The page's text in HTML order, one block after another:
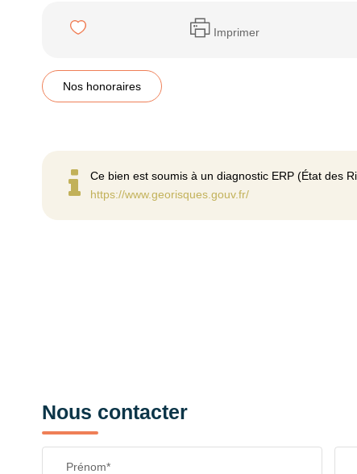
Imprimer
Nos honoraires
Ce bien est soumis à un diagnostic ERP (État des
https://www.georisques.gouv.fr/
Nous contacter
Prénom*